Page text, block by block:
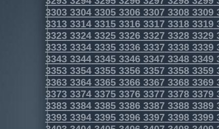
3303330433053306330733083309
3313331433153316331733183319
3323332433253326332733283329
3333333433353336333733383339
3343334433453346334733483349
3353335433553356335733583359
3363336433653366336733683369
3373337433753376337733783379
3383338433853386338733883389
3393339433953396339733983399